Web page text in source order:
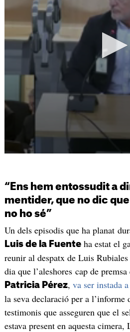
“Ens hem entossudit a
mentider, que no dic
no ho sé”
Un dels episodis que ha planat
Luis de la Fuenteha estat el
reunir al despatx de Luis
dia que l’aleshores cap de
Patricia Pérez, va ser instada
la seva declaració per a
testimonis que asseguren que el
estava present en aquesta